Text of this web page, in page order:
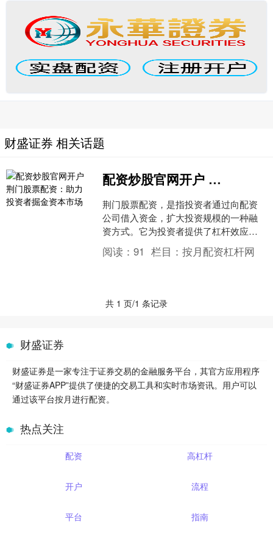
财盛证券 相关话题
配资炒股官网开户 荆门股票配资：助力投资者掘金资本市场
荆门股票配资，是指投资者通过向配资
公司借入资金，扩大投资规模的一种融
资方式。它为投资者提供了杠杆效应，
帮助他们以较小的资金撬动更大的投资
机会。 配资炒股可以帮助....
阅读：91 栏目：按月配资杠杆网
共 1 页/1 条记录
财盛证券
财盛证券是一家专注于证券交易的金融服务平台，其官方应用程序
“财盛证券APP”提供了便捷的交易工具和实时市场资讯。用户可以
通过该平台按月进行配资。
热点关注
配资 高杠杆
开户 流程
平台 指南